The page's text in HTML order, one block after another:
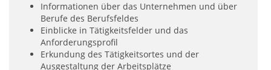
Informationen über das Unternehmen und über
Berufe des Berufsfeldes
Einblicke in Tätigkeitsfelder und das
Anforderungsprofil
Erkundung des Tätigkeitsortes und der
Ausgestaltung der Arbeitsplätze